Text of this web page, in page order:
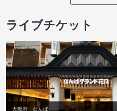
ライブチケット